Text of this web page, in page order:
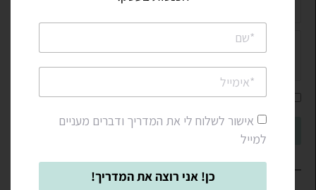
אני מאשר/ת אתמדיניות הפרטיותואת תנאי השימוש.
אישור לשלוח לי את המדריך ודברים מעניים
למייל
כן! אני רוצה את המדריך!